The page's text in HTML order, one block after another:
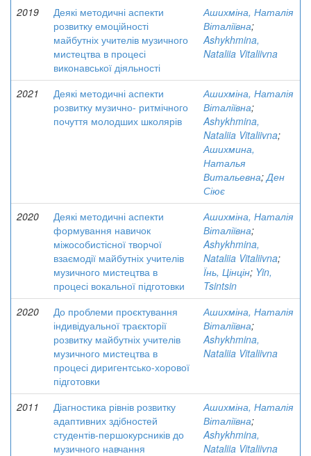
2019
Деякі методичні аспекти
розвитку емоційності
майбутніх учителів музичного
мистецтва в процесі
виконавської діяльності
Ашихміна, Наталія
Віталіївна;
Ashykhmina,
Nataliia Vitaliivna
2021
Деякі методичні аспекти
розвитку музично- ритмічного
почуття молодших школярів
Ашихміна, Наталія
Віталіївна;
Ashykhmina,
Nataliia Vitaliivna;
Ашихмина,
Наталья
Витальевна;Ден
Сіює
2020
Деякі методичні аспекти
формування навичок
міжособистісної творчої
взаємодії майбутніх учителів
музичного мистецтва в
процесі вокальної підготовки
Ашихміна, Наталія
Віталіївна;
Ashykhmina,
Nataliia Vitaliivna;
Їнь, Цінцін; Yin,
Tsintsin
2020
До проблеми проєктування
індивідуальної траєкторії
розвитку майбутніх учителів
музичного мистецтва в
процесі диригентсько-хорової
підготовки
Ашихміна, Наталія
Віталіївна;
Ashykhmina,
Nataliia Vitaliivna
2011
Діагностика рівнів розвитку
адаптивних здібностей
студентів-першокурсників до
музичного навчання
Ашихміна, Наталія
Віталіївна;
Ashykhmina,
Nataliia Vitaliivna